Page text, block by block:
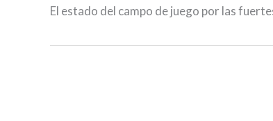
El estado del campo de juego por las